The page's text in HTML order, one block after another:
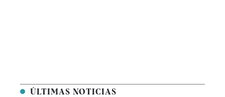
ÚLTIMAS NOTICIAS